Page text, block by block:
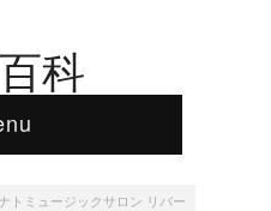
科
トミュージックサロン リバー